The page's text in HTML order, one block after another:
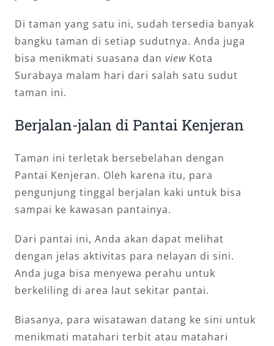
Di taman yang satu ini, sudah tersedia banyak
bangku taman di setiap sudutnya. Anda juga
bisa menikmati suasana dan viewKota
Surabaya malam hari dari salah satu sudut
taman ini.
Berjalan-jalan di Pantai Kenjeran
Taman ini terletak bersebelahan dengan
Pantai Kenjeran. Oleh karena itu, para
pengunjung tinggal berjalan kaki untuk bisa
sampai ke kawasan pantainya.
Dari pantai ini, Anda akan dapat melihat
dengan jelas aktivitas para nelayan di sini.
Anda juga bisa menyewa perahu untuk
berkeliling di area laut sekitar pantai.
Biasanya, para wisatawan datang ke sini untuk
menikmati matahari terbit atau matahari